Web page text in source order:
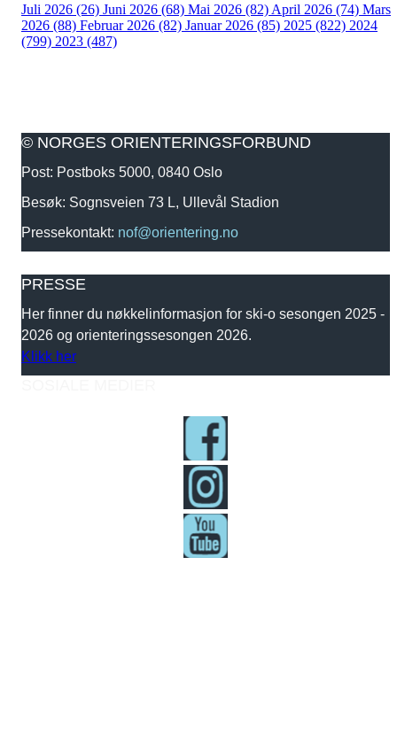
Juli 2026 (26) Juni 2026 (68) Mai 2026 (82) April 2026 (74) Mars
2026 (88) Februar 2026 (82) Januar 2026 (85) 2025 (822) 2024
(799) 2023 (487)
© NORGES ORIENTERINGSFORBUND
Post: Postboks 5000, 0840 Oslo
Besøk: Sognsveien 73 L, Ullevål Stadion
Pressekontakt: nof@orientering.no
PRESSE
Her finner du nøkkelinformasjon for ski-o sesongen 2025 -
2026 og orienteringssesongen 2026.
Klikk her